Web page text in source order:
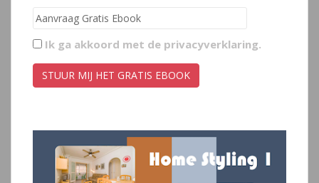
Ik ga akkoord met de privacyverklaring.